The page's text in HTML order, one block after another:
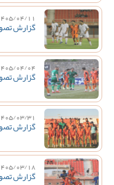
1405/04/11 ساعت
گزارش
1405/04/04 ساعت
گزارش
1405/03/31 ساعت
گزارش
1405/03/18 ساعت
گزارش